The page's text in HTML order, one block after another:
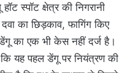
स्पॉट क्षेत्र की निगरानी
दवा का छिड़काव, फागिंग किए
का एक भी केस नहीं दर्ज है।
कि यह पहल डेंगू पर नियंत्रण की